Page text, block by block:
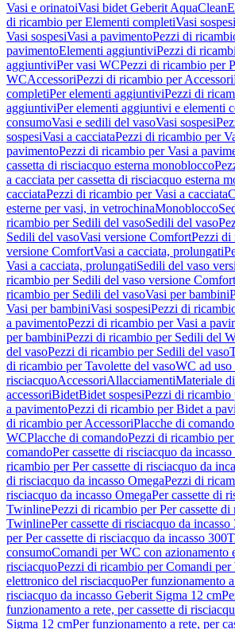
Vasi e orinatoiVasi bidet Geberit AquaClean
di ricambio per Elementi completiVasi sospesi
Vasi sospesiVasi a pavimentoPezzi di
pavimentoElementi aggiuntiviPezzi di
aggiuntiviPer vasi WCPezzi di ricambio per
WCAccessoriPezzi di ricambio per Accessori
completiPer elementi aggiuntiviPezzi di
aggiuntiviPer elementi aggiuntivi e elementi
consumoVasi e sedili del vasoVasi sospesi
sospesiVasi a cacciataPezzi di ricambio per
pavimentoPezzi di ricambio per Vasi a
cassetta di risciacquo esterna monoblocco
a cacciata per cassetta di risciacquo esterna
cacciataPezzi di ricambio per Vasi a cacciata
esterne per vasi, in vetrochinaMonoblocco
ricambio per Sedili del vasoSedili del vaso
Sedili del vasoVasi versione ComfortPezzi di
versione ComfortVasi a cacciata, prolungati
Vasi a cacciata, prolungatiSedili del vaso
ricambio per Sedili del vaso versione Comfort
ricambio per Sedili del vasoVasi per bambini
Vasi per bambiniVasi sospesiPezzi di
a pavimentoPezzi di ricambio per Vasi a
per bambiniPezzi di ricambio per Sedili del
del vasoPezzi di ricambio per Sedili del vaso
di ricambio per Tavolette del vasoWC ad uso
risciacquoAccessoriAllacciamentiMateriale
accessoriBidetBidet sospesiPezzi di ricambio
a pavimentoPezzi di ricambio per Bidet a
di ricambio per AccessoriPlacche di
WCPlacche di comandoPezzi di ricambio
comandoPer cassette di risciacquo da incasso
ricambio per Per cassette di risciacquo da
di risciacquo da incasso OmegaPezzi di
risciacquo da incasso OmegaPer cassette di
TwinlinePezzi di ricambio per Per cassette di
TwinlinePer cassette di risciacquo da incasso
per Per cassette di risciacquo da incasso 300T
consumoComandi per WC con azionamento
risciacquoPezzi di ricambio per Comandi
elettronico del risciacquoPer funzionamento
risciacquo da incasso Geberit Sigma 12 cm
funzionamento a rete, per cassette di
Sigma 12 cmPer funzionamento a rete, per